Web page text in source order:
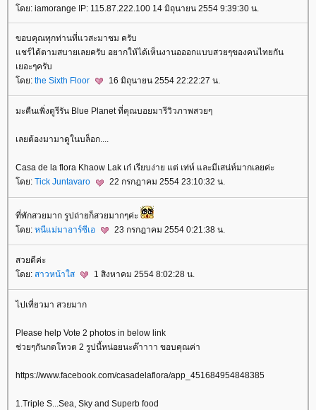
ดย: iamorange IP: 115.87.222.100 14 มิถุนายน 2554 9:39:30 น.
ขอบคุณทุกท่านที่แวสะมาชม ครับ
ชร์ได้ตามสบายเลยครับ อยากให้ได้เห็นงานอออกแบบสวยๆของคนไทยกัน
เยอะๆครับ
ดย: the Sixth Floor 16 มิถุนายน 2554 22:22:27 น.
มะคืนเพิ่งดูรีรัน Blue Planet ที่คุณบอยมารีวิวภาพสวยๆ
เลยต้องมามาดูในบล็อก....
Casa de la flora Khaow Lak เก๋ เรียบง่าย แต่ เท่ห์ และมีเสน่ห์มากเลยค่ะ
ดย: Tick Juntavaro 22 กรกฎาคม 2554 23:10:32 น.
ที่พักสวยมาก รูปถ่ายก็สวยมากๆค่ะ
ดย: หนีแม่มาอาร์ซีเอ 23 กรกฎาคม 2554 0:21:38 น.
สวยดีค่ะ
ดย: สาวหน้าใส 1 สิงหาคม 2554 8:02:28 น.
ไปเที่ยวมา สวยมาก
Please help Vote 2 photos in below link
ช่วยๆกันกดโหวต 2 รูปนี้หน่อยนะค๊าาาา ขอบคุณค่า
https://www.facebook.com/casadelaflora/app_451684954848385
1.Triple S...Sea, Sky and Superb food